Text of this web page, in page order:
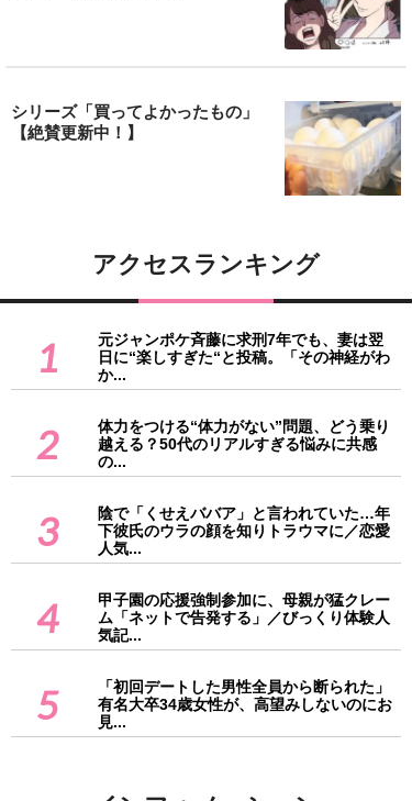
シリーズ「買ってよかったもの」
【絶賛更新中！】
アクセスランキング
1
元ジャンポケ斉藤に求刑7年でも、妻は翌
日に“楽しすぎた“と投稿。「その神経がわ
か...
2
体力をつける“体力がない”問題、どう乗り
越える？50代のリアルすぎる悩みに共感
の...
3
陰で「くせえババア」と言われていた…年
下彼氏のウラの顔を知りトラウマに／恋愛
人気...
4
甲子園の応援強制参加に、母親が猛クレー
ム「ネットで告発する」／びっくり体験人
気記...
5
「初回デートした男性全員から断られた」
有名大卒34歳女性が、高望みしないのにお
見...